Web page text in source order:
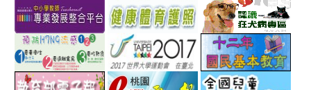
to
http://teachernet.moe.edu.tw/MAIN/index.aspx
link
to
https://airtw.epa.gov.tw/
link
to
http://
link
link
to
http://www.perdc.ntnu.edu.tw/anti-
link
http://
link link